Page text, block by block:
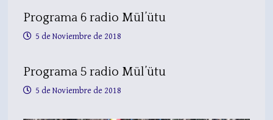
Programa 6 radio Mül’ütu
5 de Noviembre de 2018
Programa 5 radio Mül’ütu
5 de Noviembre de 2018